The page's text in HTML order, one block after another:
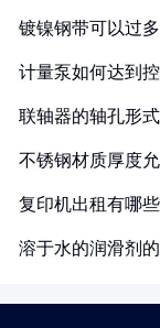
镀镍钢带可以过
计量泵如何达到
联轴器的轴孔形
不锈钢材质厚度
复印机出租有哪
溶于水的润滑剂